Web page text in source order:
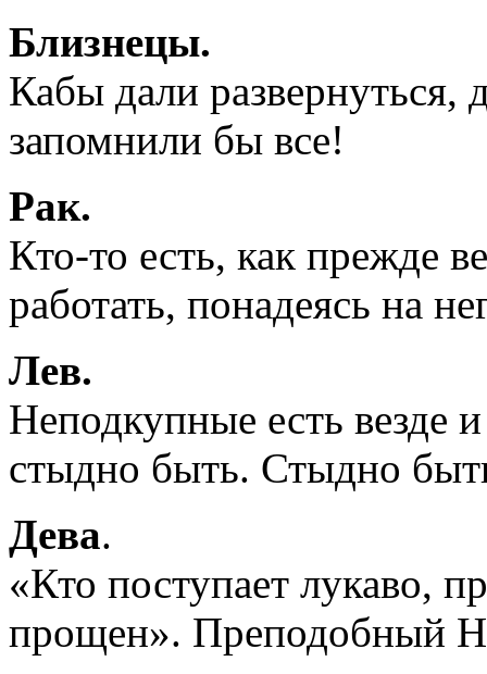
Близнецы.
Кабы дали развернуться,
запомнили бы все!
Рак.
Кто-то есть, как прежде
работать, понадеясь на
Лев.
Неподкупные есть везде
стыдно быть. Стыдно
Дева.
«Кто поступает лукаво,
прощен». Преподобный